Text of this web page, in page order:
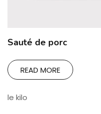
Sauté de porc
READ MORE
le kilo